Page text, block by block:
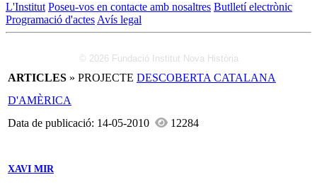
L'Institut Poseu-vos en contacte amb nosaltres Butlletí electrònic
Programació d'actes Avís legal
© 2026 Fundació Institut Nova Història
ARTICLES » PROJECTE DESCOBERTA CATALANA
D'AMÈRICA
Data de publicació: 14-05-2010
12284
XAVI MIR